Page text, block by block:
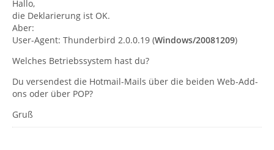
Hallo,
die Deklarierung ist OK.
Aber:
User-Agent: Thunderbird 2.0.0.19 (Windows/20081209)
Welches Betriebssystem hast du?
Du versendest die Hotmail-Mails über die beiden Web-Add-
ons oder über POP?
Gruß